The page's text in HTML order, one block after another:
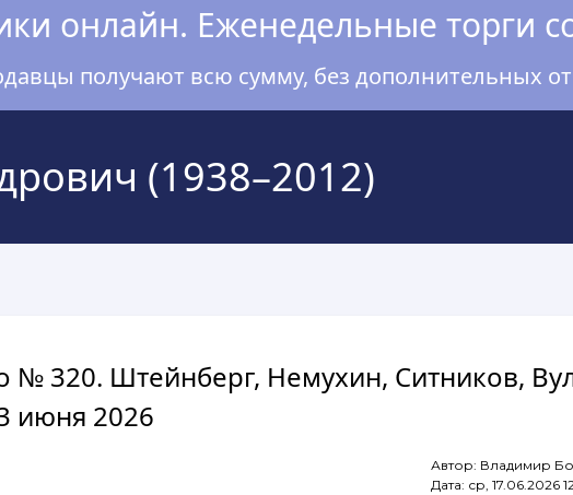
онлайн. Еженедельные торги
получают всю сумму, без дополнительных
(1938–2012)
№ 320. Штейнберг, Немухин, Ситников,
июня 2026
Автор: Владимир
Дата: ср, 17.06.2026